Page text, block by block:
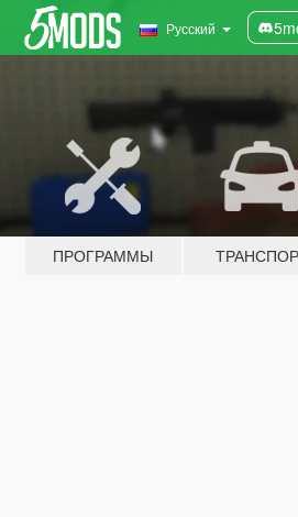
Русский
ПРОГРАММЫ